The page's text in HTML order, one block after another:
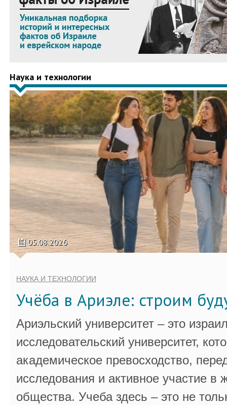
Наука и технологии
05.08.2026
НАУКА И ТЕХНОЛОГИИ
Учёба в Ариэле: строим
Ариэльский университет – это
исследовательский университет,
академическое превосходство,
исследования и активное участие в
общества. Учеба здесь – это не